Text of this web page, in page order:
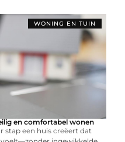
WONING EN TUIN
en comfortabel wonen
stap een huis creëert dat